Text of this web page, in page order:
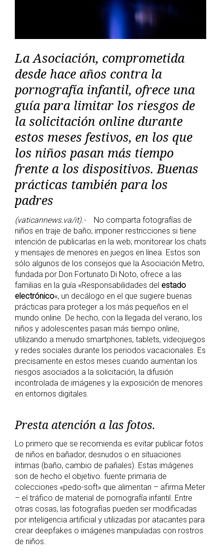
La Asociación, comprometida
desde hace años contra la
pornografía infantil, ofrece una
guía para limitar los riesgos de
la solicitación online durante
estos meses festivos, en los que
los niños pasan más tiempo
frente a los dispositivos. Buenas
prácticas también para los
padres
(vaticannews.va/it).- No comparta fotografías de
niños en traje de baño; imponer restricciones si tiene
intención de publicarlas en la web; monitorear los chats
y mensajes de menores en juegos en línea. Estos son
sólo algunos de los consejos que la Asociación Metro,
fundada por Don Fortunato Di Noto, ofrece a las
familias en la guía «Responsabilidades del estado
electrónico«, un decálogo en el que sugiere buenas
prácticas para proteger a los más pequeños en el
mundo online. De hecho, con la llegada del verano, los
niños y adolescentes pasan más tiempo online,
utilizando a menudo smartphones, tablets, videojuegos
y redes sociales durante los periodos vacacionales. Es
precisamente en estos meses cuando aumentan los
riesgos asociados a la solicitación, la difusión
incontrolada de imágenes y la exposición de menores
en entornos digitales.
Presta atención a las fotos.
Lo primero que se recomienda es evitar publicar fotos
de niños en bañador, desnudos o en situaciones
íntimas (baño, cambio de pañales). Estas imágenes
son de hecho el objetivo. fuente primaria de
colecciones «pedo-soft» que alimentan – afirma Meter
– el tráfico de material de pornografía infantil. Entre
otras cosas, las fotografías pueden ser modificadas
por inteligencia artificial y utilizadas por atacantes para
crear deepfakes o imágenes manipuladas con rostros
de niños.